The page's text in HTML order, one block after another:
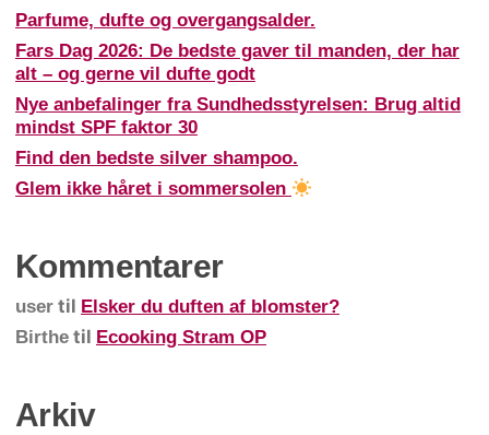
Parfume, dufte og overgangsalder.
Fars Dag 2026: De bedste gaver til manden, der har
alt – og gerne vil dufte godt
Nye anbefalinger fra Sundhedsstyrelsen: Brug altid
mindst SPF faktor 30
Find den bedste silver shampoo.
Glem ikke håret i sommersolen
Kommentarer
user til Elsker du duften af blomster?
Birthe til Ecooking Stram OP
Arkiv